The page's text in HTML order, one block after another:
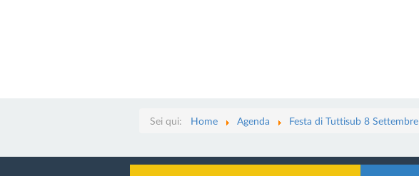
Sei qui: Home Agenda Festa di Tuttisub 8 Settembre